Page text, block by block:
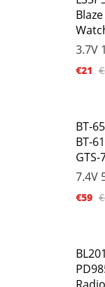
3.7V
€21
BT-
BT-
7.4V
€59